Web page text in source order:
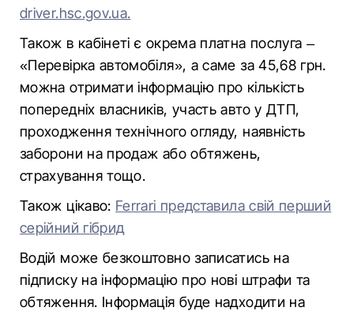
driver.hsc.gov.ua.
Також в кабінеті є окрема платна послуга –
«Перевірка автомобіля», а саме за 45,68 грн.
можна отримати інформацію про кількість
попередніх власників, участь авто у ДТП,
проходження технічного огляду, наявність
заборони на продаж або обтяжень,
страхування тощо.
Також цікаво: Ferrari представила свій перший
серійний гібрид
Водій може безкоштовно записатись на
підписку на інформацію про нові штрафи та
обтяження. Інформація буде надходити на